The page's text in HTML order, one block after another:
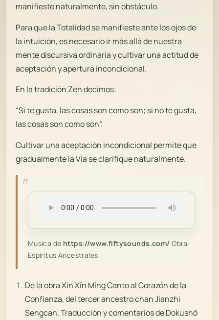
manifieste naturalmente, sin obstáculo.
Para que la Totalidad se manifieste ante los ojos de
la intuición, es necesario ir más allá de nuestra
mente discursiva ordinaria y cultivar una actitud de
aceptación y apertura incondicional.
En la tradición Zen decimos:
“Si te gusta, las cosas son como son; si no te gusta,
las cosas son como son”.
Cultivar una aceptación incondicional permite que
gradualmente la Vía se clarifique naturalmente.
Música de https://www.fiftysounds.com/ Obra:
Espíritus Ancestrales
De la obra Xìn Xīn Míng Canto al Corazón de la
Confianza, del tercer ancestro chan Jianzhi
Sengcan. Traducción y comentarios de Dokushô